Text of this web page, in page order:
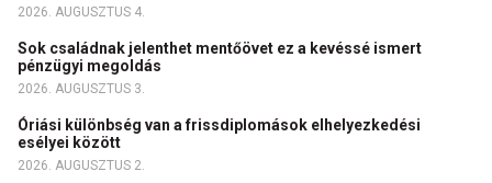
2026. AUGUSZTUS 4.
Sok családnak jelenthet mentőövet ez a kevéssé ismert
pénzügyi megoldás
2026. AUGUSZTUS 3.
Óriási különbség van a frissdiplomások elhelyezkedési
esélyei között
2026. AUGUSZTUS 2.